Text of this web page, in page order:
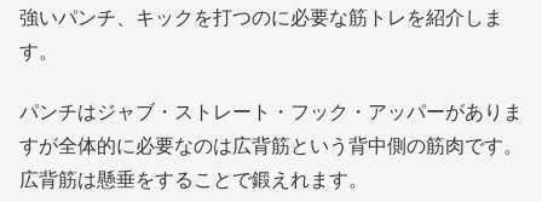
強いパンチ、キックを打つのに必要な筋トレを紹介しま
す。
パンチはジャブ・ストレート・フック・アッパーがありま
すが全体的に必要なのは広背筋という背中側の筋肉です。
広背筋は懸垂をすることで鍛えれます。